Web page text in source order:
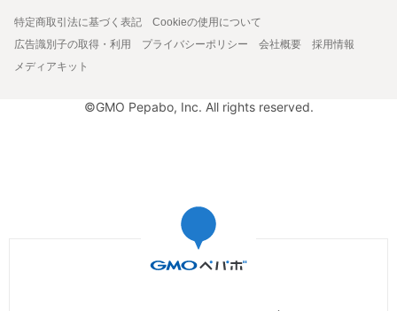
特定商取引法に基づく表記
Cookieの使用について
広告識別子の取得・利用
プライバシーポリシー 会社概要
採用情報
メディアキット
©GMO Pepabo, Inc. All rights reserved.